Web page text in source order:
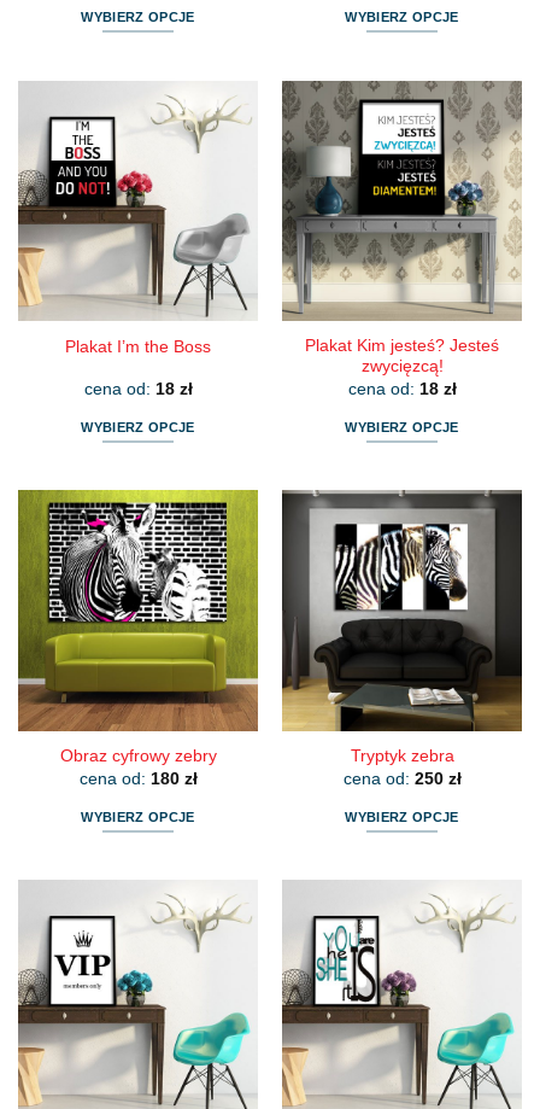
WYBIERZ OPCJE
wiele
wariantów.
Opcje
można
wybrać
na
stronie
produktu
WYBIERZ OPCJE
ma
wiele
wariantów.
Opcje
można
wybrać
na
stronie
produktu
Plakat I’m the Boss
cena od: 18 zł
WYBIERZ OPCJE
ma
wiele
wariantów.
Opcje
można
wybrać
na
produktu
Plakat Kim jesteś? Jesteś
zwycięzcą!
cena od: 18 zł
WYBIERZ OPCJE
ma
wiele
wariantów.
Opcje
można
stronie
produktu
Obraz cyfrowy zebry
cena od: 180 zł
WYBIERZ OPCJE
wiele
wariantów.
Opcje
można
wybrać
na
stronie
produktu
Tryptyk zebra
cena od: 250 zł
WYBIERZ OPCJE
wiele
wariantów.
Opcje
można
wybrać
na
stronie
produktu